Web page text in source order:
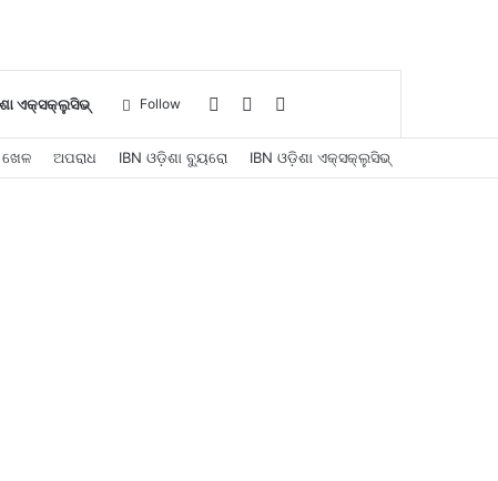
ଏକ୍ସକ୍ଲୁସିଭ୍
for
Sidebar
Log
In
Follow
ଖେଳ ଅପରାଧ IBN ଓଡ଼ିଶା ବ୍ୟୁରୋ IBN ଓଡ଼ିଶା ଏକ୍ସକ୍ଲୁସିଭ୍